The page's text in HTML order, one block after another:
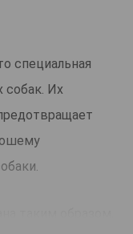
специальная
собак. Их